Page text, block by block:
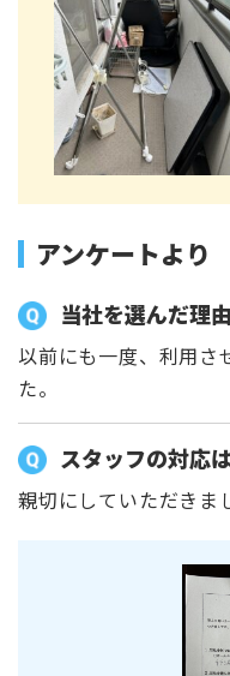
アンケートより
当社を選んだ理
以前にも一度、利用さ
た。
スタッフの対応
親切にしていただきま